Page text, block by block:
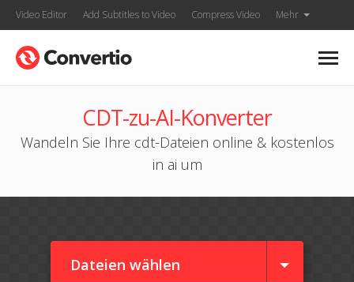
Video Editor Add Subtitles to Video Compress Video Mehr
CDT-zu-AI-Konverter
Wandeln Sie Ihre cdt-Dateien online & kostenlos
in ai um
Dateien wählen